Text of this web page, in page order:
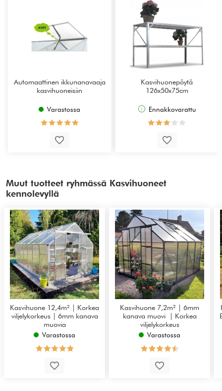
Automaattinen ikkunanavaaja
kasvihuoneisiin
Varastossa
Kasvihuonepöytä
126x50x75cm
Ennakkovarattu
Muut tuotteet ryhmässä Kasvihuoneet
kennolevyllä
Kasvihuone 12,4m² | Korkea
viljelykorkeus | 6mm kanava
muovia
Varastossa
Kasvihuone 7,2m² | 6mm
kanava muovi | Korkea
viljelykorkeus
Varastossa